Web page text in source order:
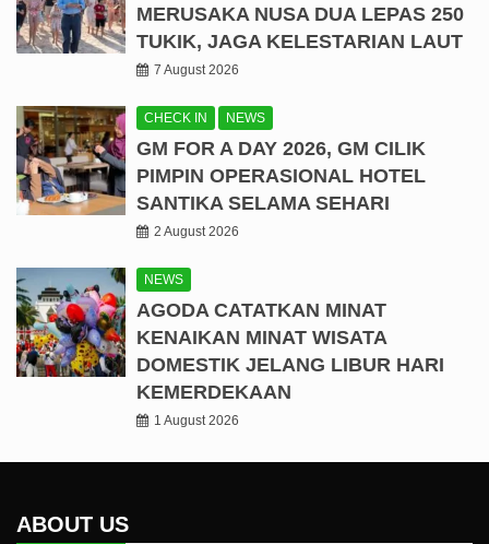
MERUSAKA NUSA DUA LEPAS 250
TUKIK, JAGA KELESTARIAN LAUT
7 August 2026
CHECK IN NEWS
GM FOR A DAY 2026, GM CILIK
PIMPIN OPERASIONAL HOTEL
SANTIKA SELAMA SEHARI
2 August 2026
NEWS
AGODA CATATKAN MINAT
KENAIKAN MINAT WISATA
DOMESTIK JELANG LIBUR HARI
KEMERDEKAAN
1 August 2026
ABOUT US